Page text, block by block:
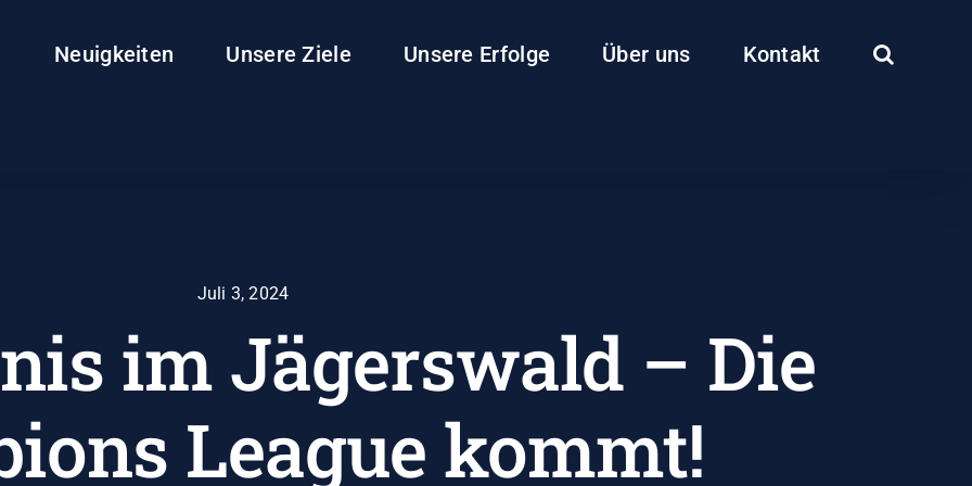
Neuigkeiten Unsere Ziele Unsere Erfolge Über uns Kontakt
Juli 3, 2024
im Jägerswald – Die
League kommt!